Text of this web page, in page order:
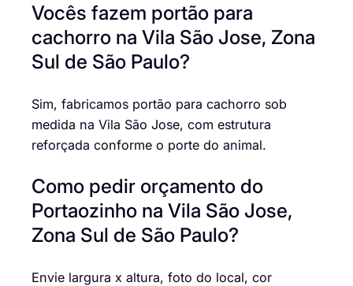
Vocês fazem portão para
cachorro na Vila São Jose, Zona
Sul de São Paulo?
Sim, fabricamos portão para cachorro sob
medida na Vila São Jose, com estrutura
reforçada conforme o porte do animal.
Como pedir orçamento do
Portaozinho na Vila São Jose,
Zona Sul de São Paulo?
Envie largura x altura, foto do local, cor